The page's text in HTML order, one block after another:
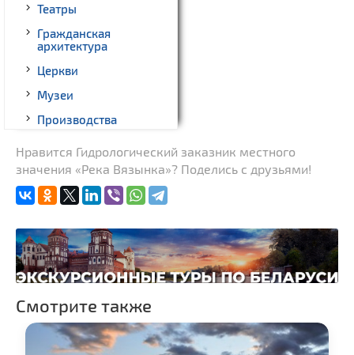
Театры
Гражданская
архитектура
Церкви
Музеи
Производства
Памятники геодезии
Памятники известным
людям
Монастыри
Костелы
Национальные парки и
Нравится Гидрологический заказник местного
значения «Река Вязынка»? Поделись с друзьями!
Смотрите также